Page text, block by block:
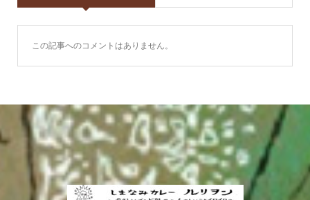
この記事へのコメントはありません。